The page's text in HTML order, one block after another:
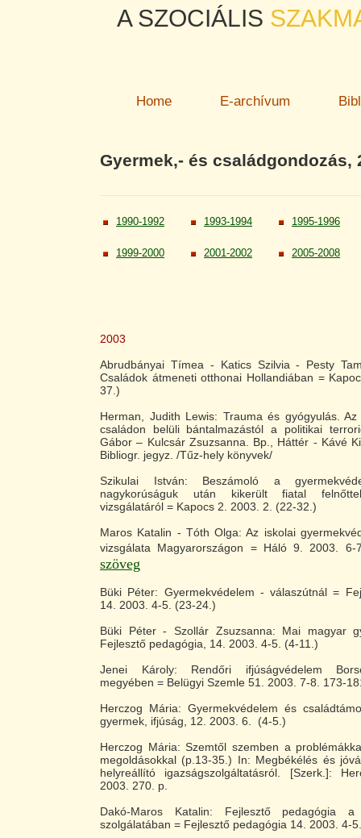
A SZOCIÁLIS
Home E-archívum
Gyermek,- és családgondozás,
1990-1992 1993-1994 1995-1996
1999-2000 2001-2002 2005-2008
2003
Abrudbányai Tímea - Katics Szilvia - Pesty
Családok átmeneti otthonai Hollandiában =
37.)
Herman, Judith Lewis: Trauma és gyógyulás.
családon belüli bántalmazástól a politikai
Gábor – Kulcsár Zsuzsanna. Bp., Háttér - Kávé
Bibliogr. jegyz. /Tűz-hely könyvek/
Szikulai István: Beszámoló a
nagykorúságuk után kikerült fiatal
vizsgálatáról = Kapocs 2. 2003. 2. (22-32.)
Maros Katalin - Tóth Olga: Az iskolai
vizsgálata Magyarországon = Háló 9. 2003.
szöveg
Büki Péter: Gyermekvédelem - válaszútnál =
14. 2003. 4-5. (23-24.)
Büki Péter - Szollár Zsuzsanna: Mai magyar
Fejlesztő pedagógia, 14. 2003. 4-5. (4-11.)
Jenei Károly: Rendőri ifjúságvédelem
megyében = Belügyi Szemle 51. 2003. 7-8. 173-
Herczog Mária: Gyermekvédelem és
gyermek, ifjúság, 12. 2003. 6. (4-5.)
Herczog Mária: Szemtől szemben a
megoldásokkal (p.13-35.) In: Megbékélés és
helyreállító igazságszolgáltatásról. [Szerk.]:
2003. 270. p.
Dakó-Maros Katalin: Fejlesztő pedagógia a
szolgálatában = Fejlesztő pedagógia 14. 2003. 4-